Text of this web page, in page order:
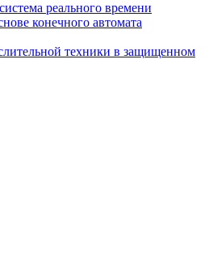
реального времени
конечного автомата
техники в защищенном